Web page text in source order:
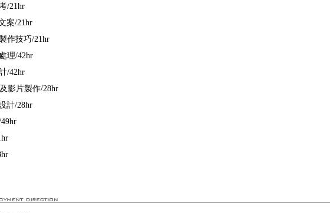
/21hr
案/21hr
作技巧/21hr
理/42hr
/42hr
影片製作/28hr
計/28hr